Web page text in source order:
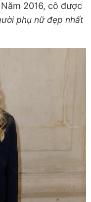
2016, cô được
phụ nữ đẹp nhất